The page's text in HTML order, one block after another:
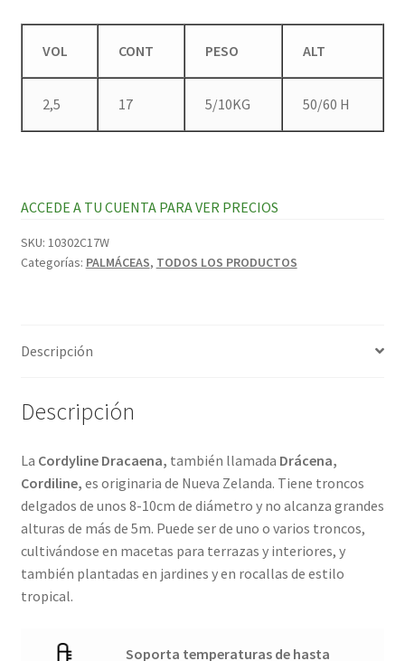
VOL CONT PESO ALT
2,5 17 5/10KG 50/60 H
ACCEDE A TU CUENTA PARA VER PRECIOS
SKU: 10302C17W
Categorías: PALMÁCEAS, TODOS LOS PRODUCTOS
Descripción
Descripción
La Cordyline Dracaena, también llamada Drácena,
Cordiline, es originaria de Nueva Zelanda. Tiene troncos
delgados de unos 8-10cm de diámetro y no alcanza grandes
alturas de más de 5m. Puede ser de uno o varios troncos,
cultivándose en macetas para terrazas y interiores, y
también plantadas en jardines y en rocallas de estilo
tropical.
Soporta temperaturas de hasta